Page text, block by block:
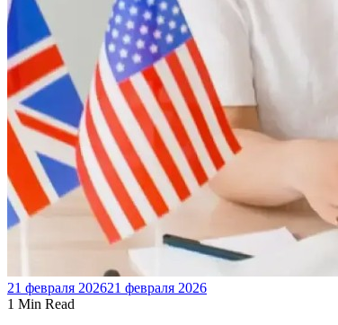
21 февраля 202621 февраля 2026
1 Min Read